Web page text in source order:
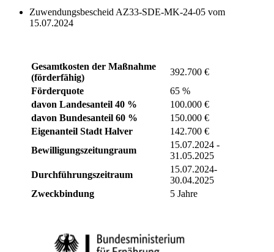
Zuwendungsbescheid AZ33-SDE-MK-24-05 vom
15.07.2024
Gesamtkosten der Maßnahme
(förderfähig)
392.700 €
Förderquote
65 %
davon Landesanteil 40 %
100.000 €
davon Bundesanteil 60 %
150.000 €
Eigenanteil Stadt Halver
142.700 €
Bewilligungszeitungraum
15.07.2024 -
31.05.2025
Durchführungszeitraum
15.07.2024-
30.04.2025
Zweckbindung
5 Jahre